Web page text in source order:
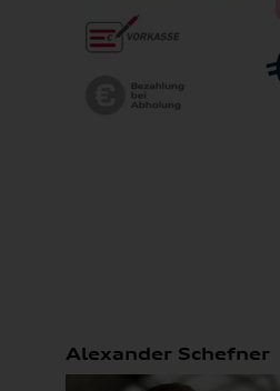
Alexander Schefner